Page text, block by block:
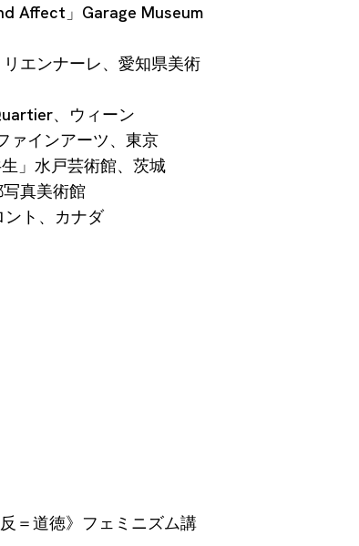
Affect」Garage Museum
エンナーレ、愛知県美術
、ウィーン
ァインアーツ、東京
」水戸芸術館、茨城
真美術館
ト、カナダ
＝道徳》フェミニズム講